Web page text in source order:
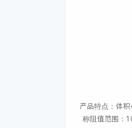
产品特点：体
称阻值范围：